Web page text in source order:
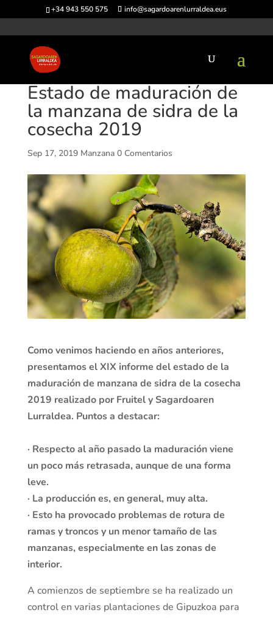
+34 943 550 575 info@sagardoarenlurraldea.eus
Estado de maduración de
la manzana de sidra de la
cosecha 2019
Sep 17, 2019 Manzana 0 Comentarios
Como venimos haciendo en años anteriores,
presentamos el XIX informe del estado de la
maduración de manzana de sidra de la cosecha
2019 realizado por Fruitel y Sagardoaren
Lurraldea. Puntos a destacar:
· Respecto al año pasado la maduración viene
un poco más retrasada, aunque de una forma
leve.
· La producción es, en general, muy alta.
· Esto ha provocado problemas de rotura de
ramas y troncos y un menor tamaño de las
manzanas, especialmente en las zonas de
interior.
A comienzos de septiembre se ha realizado un
control en varias plantaciones de Gipuzkoa para